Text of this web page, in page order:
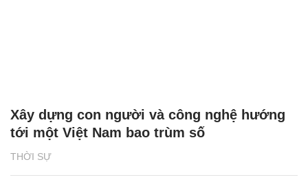
THỜI SỰ
Xây dựng con người và công nghệ hướng
tới một Việt Nam bao trùm số